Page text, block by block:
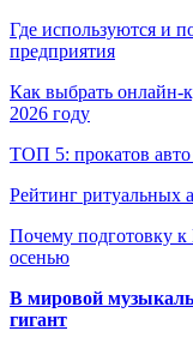
Где используются и
предприятия
Как выбрать онлайн-
2026 году
ТОП 5: прокатов авто
Рейтинг ритуальных
Почему подготовку
осенью
В мировой
гигант